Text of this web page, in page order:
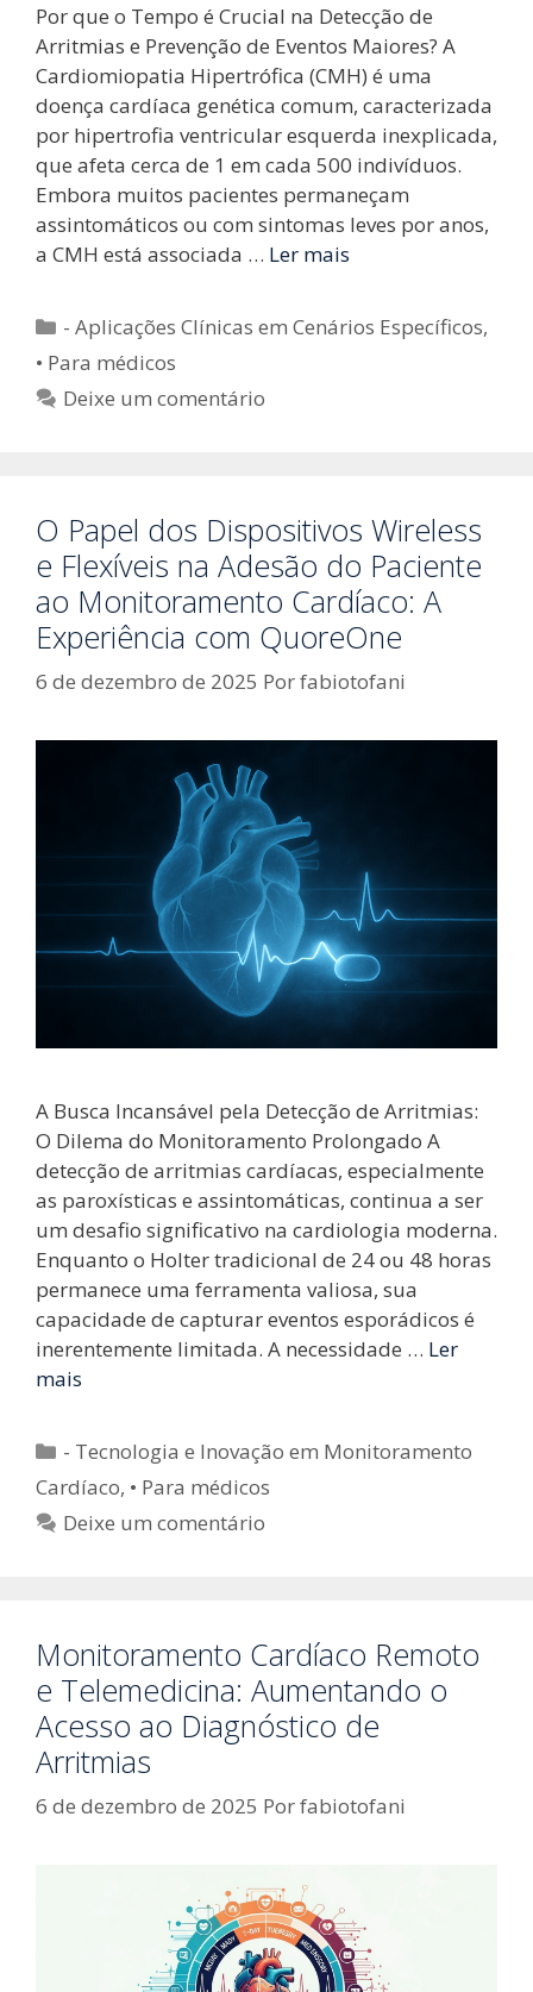
Por que o Tempo é Crucial na Detecção de
Arritmias e Prevenção de Eventos Maiores? A
Cardiomiopatia Hipertrófica (CMH) é uma
doença cardíaca genética comum, caracterizada
por hipertrofia ventricular esquerda inexplicada,
que afeta cerca de 1 em cada 500 indivíduos.
Embora muitos pacientes permaneçam
assintomáticos ou com sintomas leves por anos,
a CMH está associada … Ler mais
Categorias
- Aplicações Clínicas em Cenários Específicos,
• Para médicos
Deixe um comentário
O Papel dos Dispositivos Wireless
e Flexíveis na Adesão do Paciente
ao Monitoramento Cardíaco: A
Experiência com QuoreOne
6 de dezembro de 2025 Porfabiotofani
A Busca Incansável pela Detecção de Arritmias:
O Dilema do Monitoramento Prolongado A
detecção de arritmias cardíacas, especialmente
as paroxísticas e assintomáticas, continua a ser
um desafio significativo na cardiologia moderna.
Enquanto o Holter tradicional de 24 ou 48 horas
permanece uma ferramenta valiosa, sua
capacidade de capturar eventos esporádicos é
inerentemente limitada. A necessidade … Ler
mais
Categorias
- Tecnologia e Inovação em Monitoramento
Cardíaco, • Para médicos
Deixe um comentário
Monitoramento Cardíaco Remoto
e Telemedicina: Aumentando o
Acesso ao Diagnóstico de
Arritmias
6 de dezembro de 2025 Porfabiotofani